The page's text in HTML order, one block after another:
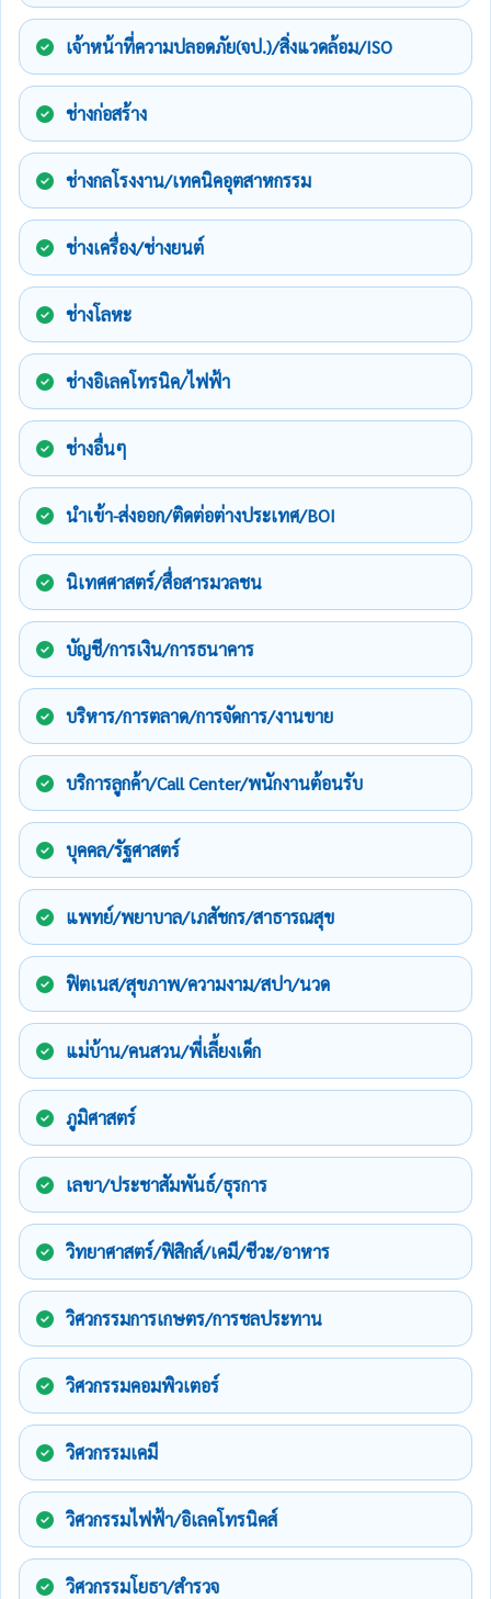
เจ้าหน้าที่ความปลอดภัย(จป.)/สิ่งแวดล้อม/ISO
ช่างก่อสร้าง
ช่างกลโรงงาน/เทคนิคอุตสาหกรรม
ช่างเครื่อง/ช่างยนต์
ช่างโลหะ
ช่างอิเลคโทรนิค/ไฟฟ้า
ช่างอื่นๆ
นำเข้า-ส่งออก/ติดต่อต่างประเทศ/BOI
นิเทศศาสตร์/สื่อสารมวลชน
บัญชี/การเงิน/การธนาคาร
บริหาร/การตลาด/การจัดการ/งานขาย
บริการลูกค้า/Call Center/พนักงานต้อนรับ
บุคคล/รัฐศาสตร์
แพทย์/พยาบาล/เภสัชกร/สาธารณสุข
ฟิตเนส/สุขภาพ/ความงาม/สปา/นวด
แม่บ้าน/คนสวน/พี่เลี้ยงเด็ก
ภูมิศาสตร์
เลขา/ประชาสัมพันธ์/ธุรการ
วิทยาศาสตร์/ฟิสิกส์/เคมี/ชีวะ/อาหาร
วิศวกรรมการเกษตร/การชลประทาน
วิศวกรรมคอมพิวเตอร์
วิศวกรรมเคมี
วิศวกรรมไฟฟ้า/อิเลคโทรนิคส์
วิศวกรรมโยธา/สำรวจ